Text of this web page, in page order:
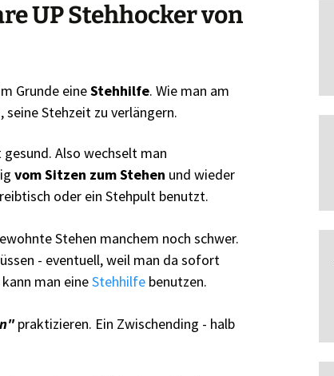
UP Stehhocker von
Grunde eineStehhilfe. Wie man am
Stehzeit zu verlängern.
Also wechselt man
vom Sitzen zum Stehen und wieder
oder ein Stehpult benutzt.
Stehen manchem noch schwer.
- eventuell, weil man da sofort
man eineStehhilfe benutzen.
praktizieren. Ein Zwischending - halb